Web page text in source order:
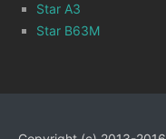
Star A3
Star B63M